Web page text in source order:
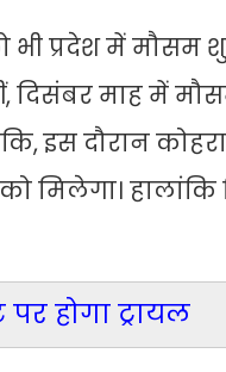
प्रदेश में मौसम
दिसंबर माह में
इस दौरान
मिलेगा।
होगा ट्रायल